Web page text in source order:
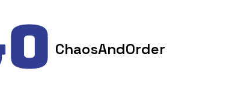
ChaosAndOrder